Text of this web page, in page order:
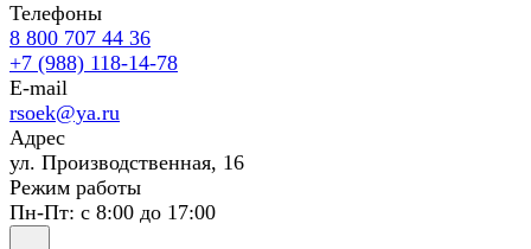
Телефоны
8 800 707 44 36
+7 (988) 118-14-78
E-mail
rsoek@ya.ru
Адрес
ул. Производственная, 16
Режим работы
Пн-Пт: с 8:00 до 17:00